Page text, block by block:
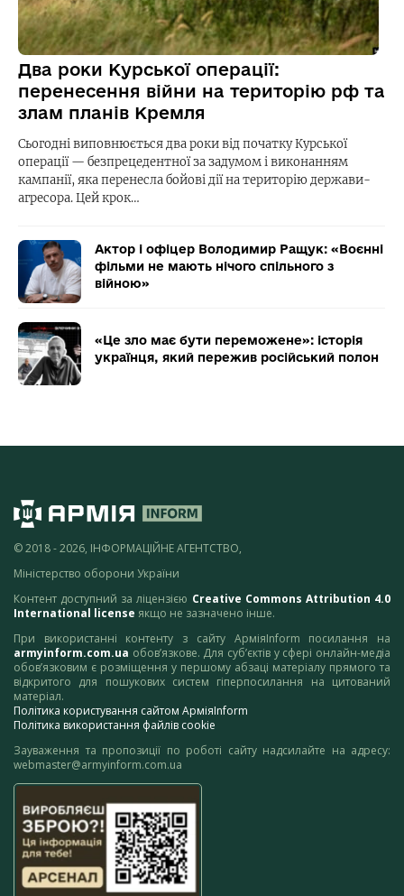
Два роки Курської операції:
перенесення війни на територію рф та
злам планів Кремля
Сьогодні виповнюється два роки від початку Курської
операції — безпрецедентної за задумом і виконанням
кампанії, яка перенесла бойові дії на територію держави-
агресора. Цей крок…
Актор і офіцер Володимир Ращук: «Воєнні
фільми не мають нічого спільного з
війною»
«Це зло має бути переможене»: історія
українця, який пережив російський полон
© 2018 - 2026, ІНФОРМАЦІЙНЕ АГЕНТСТВО,
Міністерство оборони України
Контент доступний за ліцензією Creative Commons Attribution 4.0
International license якщо не зазначено інше.
При використанні контенту з сайту АрміяInform посилання на
armyinform.com.ua обов’язкове. Для суб’єктів у сфері онлайн-медіа
обов’язковим є розміщення у першому абзаці матеріалу прямого та
відкритого для пошукових систем гіперпосилання на цитований
матеріал.
Політика користування сайтом АрміяInform
Політика використання файлів cookie
Зауваження та пропозиції по роботі сайту надсилайте на адресу:
webmaster@armyinform.com.ua